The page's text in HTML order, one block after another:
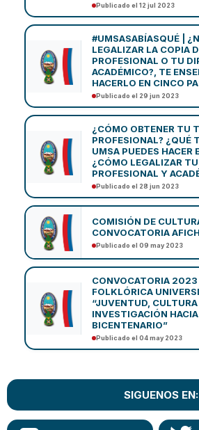
Publicado el 12 jul 2023
#UMSASABÍASQUÉ |
LEGALIZAR LA COPIA
PROFESIONAL O TU
ACADÉMICO?, TE
HACERLO EN CINCO
Publicado el 29 jun 2023
¿CÓMO OBTENER TU
PROFESIONAL? ¿QUÉ
UMSA PUEDES HACER
¿CÓMO LEGALIZAR
PROFESIONAL Y
Publicado el 28 jun 2023
COMISIÓN DE
CONVOCATORIA
Publicado el 09 may 2023
CONVOCATORIA 2023
FOLKLÓRICA
“JUVENTUD, CULTURA
INVESTIGACIÓN HACIA
BICENTENARIO”
Publicado el 04 may 2023
SIGUENOS EN: